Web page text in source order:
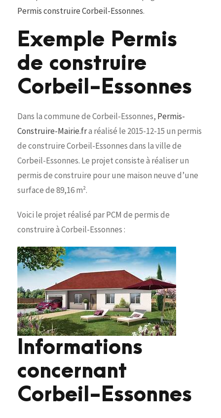
Permis construire Corbeil-Essonnes.
Exemple Permis
de construire
Corbeil-Essonnes
Dans la commune de Corbeil-Essonnes, Permis-
Construire-Mairie.fra réalisé le 2015-12-15 un permis
de construire Corbeil-Essonnes dans la ville de
Corbeil-Essonnes. Le projet consiste à réaliser un
permis de construire pour une maison neuve d’une
surface de 89,16 m².
Voici le projet réalisé par PCM de permis de
construire à Corbeil-Essonnes :
Informations
concernant
Corbeil-Essonnes